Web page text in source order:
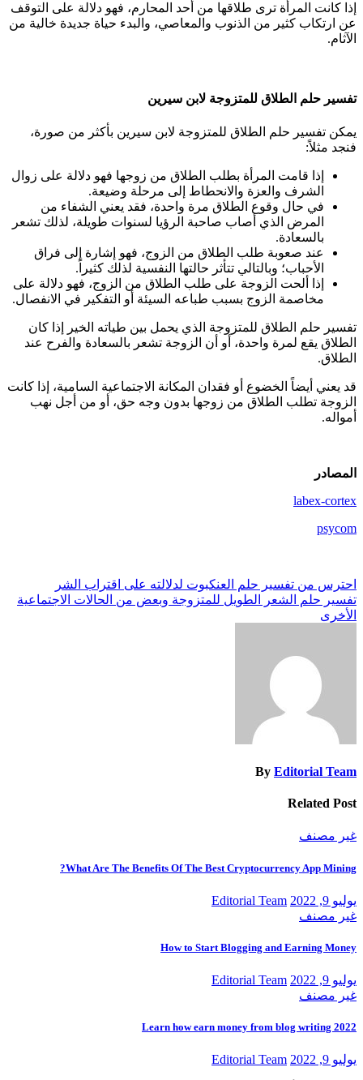
إذا كانت المرأة ترى طلاقها من أحد المحارم، فهو دلالة على التوقف
عن ارتكاب كثير من الذنوب والمعاصي، والبدء حياة جديدة خالية من
الآثام.
تفسير حلم الطلاق للمتزوجة لابن سيرين
يمكن تفسير حلم الطلاق للمتزوجة لابن سيرين بأكثر من صورة،
فنجد مثلاً:
إذا قامت المرأة بطلب الطلاق من زوجها فهو دلالة على زوال
الشرف والعزة والانحطاط إلى مرحلة وضيعة.
في حال وقوع الطلاق مرة واحدة، فقد يعني الشفاء من
المرض الذي أصاب صاحبة الرؤيا لسنوات طويلة، لذلك تشعر
بالسعادة.
عند صعوبة طلب الطلاق من الزوج، فهو إشارة إلى فراق
الأحباب؛ وبالتالي تتأثر حالتها النفسية لذلك كثيراً.
إذا ألحت الزوجة على طلب الطلاق من الزوج، فهو دلالة على
مخاصمة الزوج بسبب طباعه السيئة أو التفكير في الانفصال.
تفسير حلم الطلاق للمتزوجة الذي يحمل بين طياته الخير إذا كان
الطلاق يقع لمرة واحدة، أو أن الزوجة تشعر بالسعادة والفرح عند
الطلاق.
قد يعني أيضاً الخضوع أو فقدان المكانة الاجتماعية السامية، إذا كانت
الزوجة تطلب الطلاق من زوجها بدون وجه حق، أو من أجل نهب
أمواله.
المصادر
labex-cortex
psycom
تصفّح
المقالات
احترس من تفسير حلم العنكبوت لدلالته على اقتراب الشر
تفسير حلم الشعر الطويل للمتزوجة وبعض من الحالات الاجتماعية
الأخرى
By Editorial Team
Related Post
غير مصنف
What Are The Benefits Of The Best Cryptocurrency App Mining?
يوليو 9, 2022
Editorial Team
غير مصنف
How to Start Blogging and Earning Money
يوليو 9, 2022
Editorial Team
غير مصنف
Learn how earn money from blog writing 2022
يوليو 9, 2022 Editorial Team